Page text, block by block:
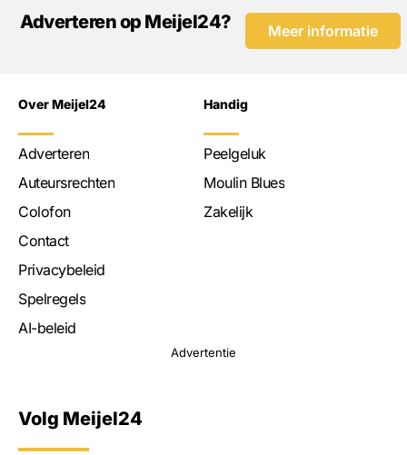
Adverteren op Meijel24? Meer informatie
Over Meijel24
Adverteren
Auteursrechten
Colofon
Contact
Privacybeleid
Spelregels
AI-beleid
Handig
Peelgeluk
Moulin Blues
Zakelijk
Advertentie
Volg Meijel24